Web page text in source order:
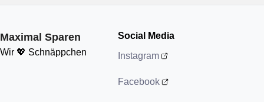
Maximal Sparen
Wir 💖 Schnäppchen
Social Media
Instagram
Facebook